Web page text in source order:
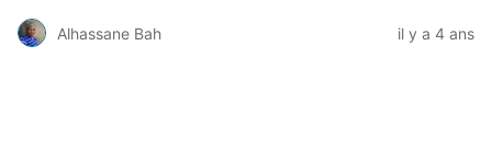
Alhassane Bah il y a 4 ans